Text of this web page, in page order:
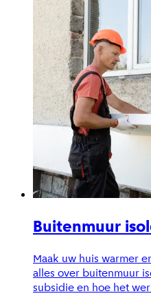
Buitenmuur
Maak uw huis warmer
alles over buitenmuur
subsidie en hoe het